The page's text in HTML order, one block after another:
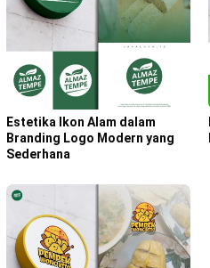
Estetika Ikon Alam dalam
Branding Logo Modern yang
Sederhana